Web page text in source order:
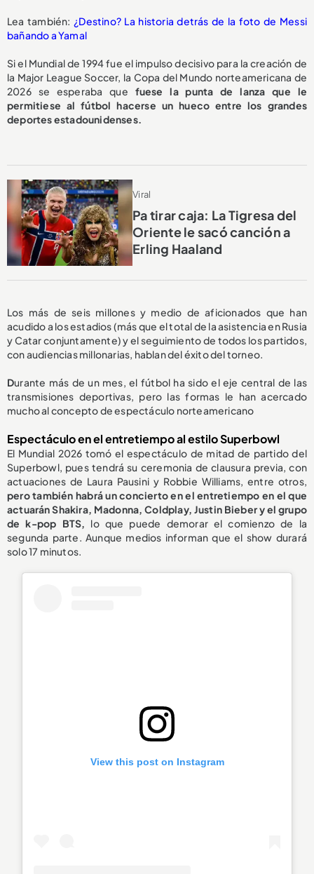
Lea también: ¿Destino? La historia detrás de la foto de Messi
bañando a Yamal
Si el Mundial de 1994 fue el impulso decisivo para la creación de
la Major League Soccer, la Copa del Mundo norteamericana de
2026 se esperaba que fuese la punta de lanza que le
permitiese al fútbol hacerse un hueco entre los grandes
deportes estadounidenses.
Viral
Pa tirar caja: La Tigresa del
Oriente le sacó canción a
Erling Haaland
Los más de seis millones y medio de aficionados que han
acudido a los estadios (más que el total de la asistencia en Rusia
y Catar conjuntamente) y el seguimiento de todos los partidos,
con audiencias millonarias, hablan del éxito del torneo.
Durante más de un mes, el fútbol ha sido el eje central de las
transmisiones deportivas, pero las formas le han acercado
mucho al concepto de espectáculo norteamericano
Espectáculo en el entretiempo al estilo Superbowl
El Mundial 2026 tomó el espectáculo de mitad de partido del
Superbowl, pues tendrá su ceremonia de clausura previa, con
actuaciones de Laura Pausini y Robbie Williams, entre otros,
pero también habrá un concierto en el entretiempo en el que
actuarán Shakira, Madonna, Coldplay, Justin Bieber y el grupo
de k-pop BTS, lo que puede demorar el comienzo de la
segunda parte. Aunque medios informan que el show durará
solo 17 minutos.
View this post on Instagram